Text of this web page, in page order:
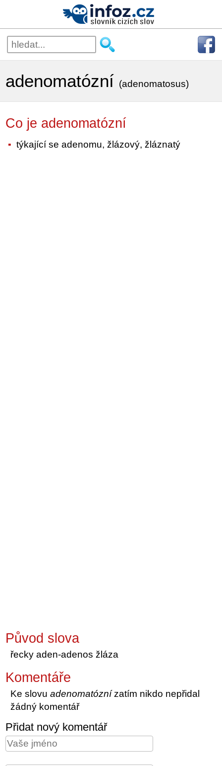
adenomatózní (adenomatosus)
Co je adenomatózní
týkající se adenomu, žlázový, žláznatý
Původ slova
řecky aden-adenos žláza
Komentáře
Ke slovuadenomatóznízatím nikdo nepřidal
žádný komentář
Přidat nový komentář